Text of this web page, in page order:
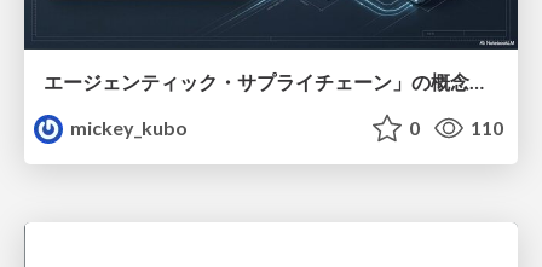
エージェンティック・サプライチェーン」の概念と、製造業におけるその革新的な役割について解説
mickey_kubo
0 110